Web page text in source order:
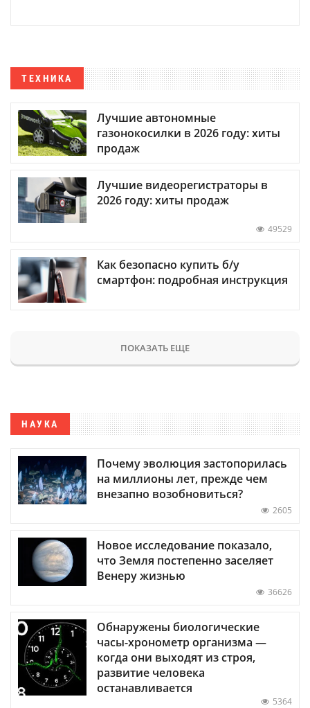
ТЕХНИКА
Лучшие автономные
газонокосилки в 2026 году: хиты
продаж
Лучшие видеорегистраторы в
2026 году: хиты продаж
49529
Как безопасно купить б/у
смартфон: подробная инструкция
ПОКАЗАТЬ ЕЩЕ
НАУКА
Почему эволюция застопорилась
на миллионы лет, прежде чем
внезапно возобновиться?
2605
Новое исследование показало,
что Земля постепенно заселяет
Венеру жизнью
36626
Обнаружены биологические
часы-хронометр организма —
когда они выходят из строя,
развитие человека
останавливается
5364